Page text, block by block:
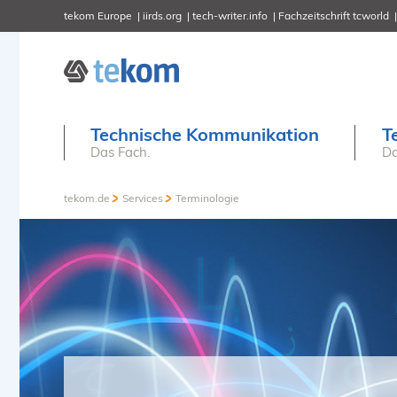
tekom Europe iirds.org tech-writer.info Fachzeitschrift tcworld
Technische Kommunikation
Das Fach.
tekom.de Services Terminologie